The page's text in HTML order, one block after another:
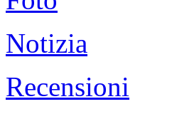
Notizia
Recensioni